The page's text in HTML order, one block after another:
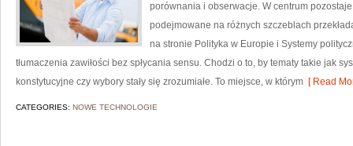
porównania i obserwacje. W centrum
podejmowane na różnych szczeblach
na stronie Polityka w Europie i Systemy
tłumaczenia zawiłości bez spłycania sensu. Chodzi o to, by tematy takie jak
konstytucyjne czy wybory stały się zrozumiałe. To miejsce, w którym [ Read
CATEGORIES: NOWE TECHNOLOGIE